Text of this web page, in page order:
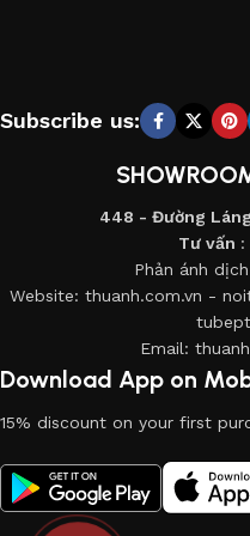
thanh toán thì nhân viên
sẽ gọi trực tiếp liên lạc với
+ Lần thứ 1: Nhân viên
đặt sản phẩm với 2 nội
chất lượng dịch vụ và chất
: Nhân viên
12 tháng với nội dung
lượng sản phẩm của công
II. CHẾ ĐỘ BẢO
Subscribe us:
448 - Đường
Tư vấn :
Phản ánh
Website: thuanh.com.vn -
Email:
Download App on
15% discount on your first